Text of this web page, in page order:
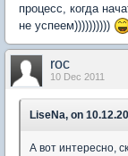
процесс, когда
не успеем))))))))))
roc
10 Dec 2011
LiseNa, on
А вот интересно,